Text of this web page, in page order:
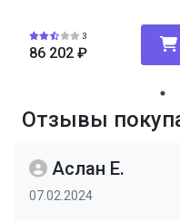
3
86 202 ₽
Отзывы
Аслан Е.
07.02.2024